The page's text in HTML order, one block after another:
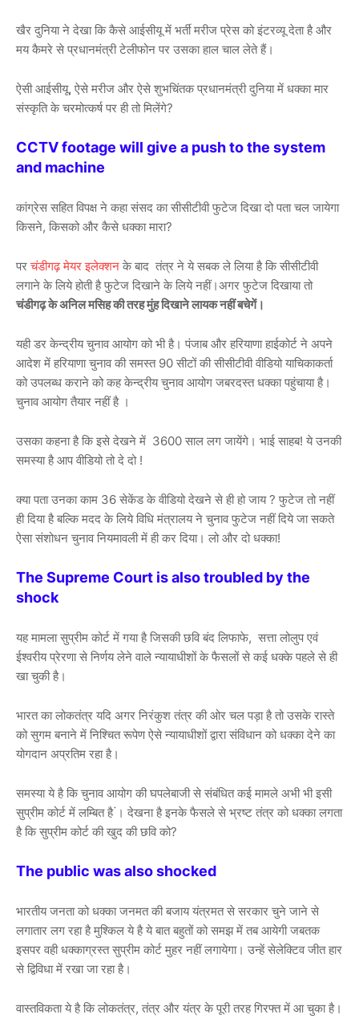
खैर दुनिया ने देखा कि कैसे आईसीयू में भर्ती मरीज प्रेस को इंटरव्यू देता है और
मय कैमरे से प्रधानमंत्री टेलीफोन पर उसका हाल चाल लेते हैं।
ऐसी आईसीयू, ऐसे मरीज और ऐसे शुभचिंतक प्रधानमंत्री दुनिया में धक्का मार
संस्कृति के चरमोत्कर्ष पर ही तो मिलेंगे?
CCTV footage will give a push to the system
and machine
कांग्रेस सहित विपक्ष ने कहा संसद का सीसीटीवी फुटेज दिखा दो पता चल जायेगा
किसने, किसको और कैसे धक्का मारा?
परचंडीगढ़ मेयर इलेक्शन के बाद तंत्र ने ये सबक ले लिया है कि सीसीटीवी
लगाने के लिये होती है फुटेज दिखाने के लिये नहीं।अगर फुटेज दिखाया तो
चंडीगढ़ के अनिल मसिह की तरह मुंह दिखाने लायक नहीं बचेगें।
यही डर केन्द्रीय चुनाव आयोग को भी है। पंजाब और हरियाणा हाईकोर्ट ने अपने
आदेश में हरियाणा चुनाव की समस्त 90 सीटों की सीसीटीवी वीडियो याचिकाकर्ता
को उपलब्ध कराने को कह केन्द्रीय चुनाव आयोग जबरदस्त धक्का पहुंचाया है।
चुनाव आयोग तैयार नहीं है ।
उसका कहना है कि इसे देखने में 3600 साल लग जायेंगे। भाई साहब! ये उनकी
समस्या है आप वीडियो तो दे दो !
क्या पता उनका काम 36 सेकेंड के वीडियो देखने से ही हो जाय ? फुटेज तो नहीं
ही दिया है बल्कि मदद के लिये विधि मंत्रालय ने चुनाव फुटेज नहीं दिये जा सकते
ऐसा संशोधन चुनाव नियमावली में ही कर दिया। लो और दो धक्का!
The Supreme Court is also troubled by the
shock
यह मामला सुप्रीम कोर्ट में गया है जिसकी छवि बंद लिफाफे, सत्ता लोलुप एवं
ईश्वरीय प्रेरणा से निर्णय लेने वाले न्यायाधीशों के फैसलों से कई धक्के पहले से ही
खा चुकी है।
भारत का लोकतंत्र यदि अगर निरंकुश तंत्र की ओर चल पड़ा है तो उसके रास्ते
को सुगम बनाने में निश्चित रूपेण ऐसे न्यायाधीशों द्वारा संविधान को धक्का देने का
योगदान अप्रतिम रहा है।
समस्या ये है कि चुनाव आयोग की घपलेबाजी से संबंधित कई मामले अभी भी इसी
सुप्रीम कोर्ट में लम्बित है ं। देखना है इनके फैसले से भ्रष्ट तंत्र को धक्का लगता
है कि सुप्रीम कोर्ट की खुद की छवि को?
The public was also shocked
भारतीय जनता को धक्का जनमत की बजाय यंत्रमत से सरकार चुने जाने से
लगातार लग रहा है मुश्किल ये है ये बात बहुतों को समझ में तब आयेगी जबतक
इसपर वही धक्काग्रस्त सुप्रीम कोर्ट मुहर नहीं लगायेगा। उन्हें सेलेक्टिव जीत हार
से द्विविधा में रखा जा रहा है।
वास्तविकता ये है कि लोकतंत्र, तंत्र और यंत्र के पूरी तरह गिरफ्त में आ चुका है।